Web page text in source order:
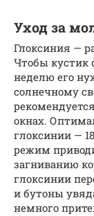
Уход за
Глоксиния —
Чтобы кустик
неделю его
солнечному
окнах.
глоксинии —
режим
загниванию
глоксинии
и бутоны
немного